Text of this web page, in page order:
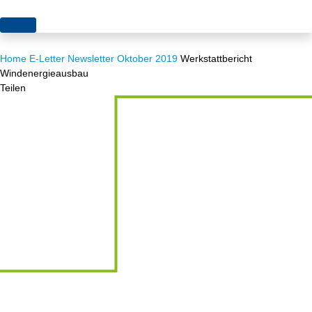
Themen
Akzeptanz
Europa
Projekte
Publikationen
Home E-Letter Newsletter Oktober 2019 Werkstattbericht
Windenergieausbau
Teilen